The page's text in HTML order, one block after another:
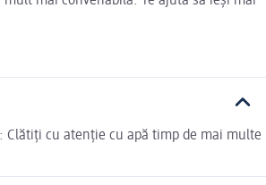
Clătiți cu atenție cu apă timp de mai multe